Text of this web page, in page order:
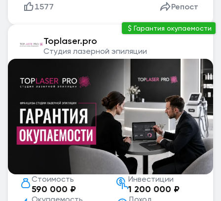
Репост
1577
Toplaser.pro
Студия лазерной эпиляции
Стоимость
590 000 ₽
Инвестиции
1 200 000 ₽
Гарантия окупаемости